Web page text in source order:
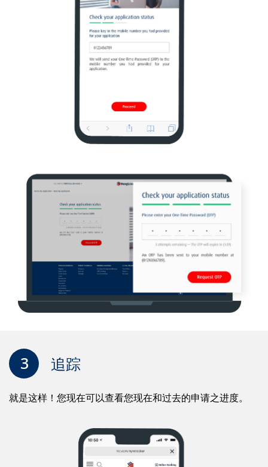
3 追踪
就是这样！您现在可以查看您现在和过去的申请之进度。